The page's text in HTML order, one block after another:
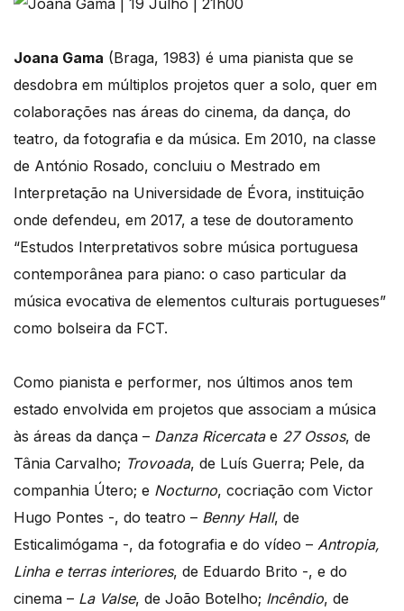
Joana Gama (Braga, 1983) é uma pianista que se
desdobra em múltiplos projetos quer a solo, quer em
colaborações nas áreas do cinema, da dança, do
teatro, da fotografia e da música. Em 2010, na classe
de António Rosado, concluiu o Mestrado em
Interpretação na Universidade de Évora, instituição
onde defendeu, em 2017, a tese de doutoramento
“Estudos Interpretativos sobre música portuguesa
contemporânea para piano: o caso particular da
música evocativa de elementos culturais portugueses”
como bolseira da FCT.
Como pianista e performer, nos últimos anos tem
estado envolvida em projetos que associam a música
às áreas da dança – Danza Ricercatae 27 Ossos, de
Tânia Carvalho; Trovoada, de Luís Guerra; Pele, da
companhia Útero; e Nocturno, cocriação com Victor
Hugo Pontes -, do teatro – Benny Hall, de
Esticalimógama -, da fotografia e do vídeo – Antropia,
Linha e terras interiores, de Eduardo Brito -, e do
cinema – La Valse, de João Botelho; Incêndio, de